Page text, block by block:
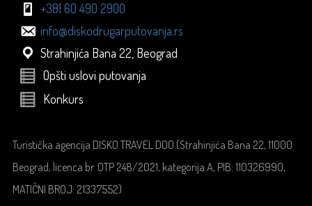
+381 60 490 2900
info@diskodrugarputovanja.rs
Strahinjića Bana 22, Beograd
Opšti uslovi putovanja
Konkurs
Turistička agencija DISKO TRAVEL DOO (Strahinjića Bana 22, 11000
Beograd, licenca br. OTP 248/2021, kategorija A, PIB: 110326990,
MATIČNI BROJ: 21337552)